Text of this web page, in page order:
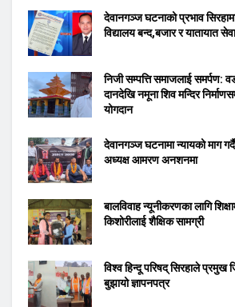
देवानगञ्ज घटनाको प्रभाव
विद्यालय बन्द,बजार र यातायात
निजी सम्पत्ति समाजलाई समर्पण:
दानदेखि नमूना शिव मन्दिर
योगदान
देवानगञ्ज घटनामा न्यायको माग
अध्यक्ष आमरण अनशनमा
बालविवाह न्यूनीकरणका लागि
किशोरीलाई शैक्षिक सामग्री
विश्व हिन्दू परिषद् सिरहाले प्रमुख
बुझायो ज्ञापनपत्र